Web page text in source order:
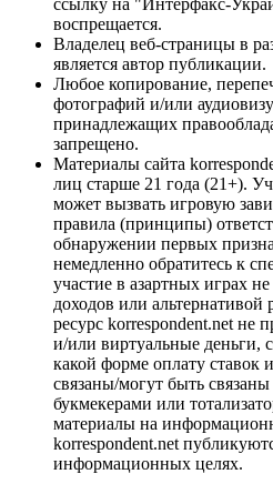
воспрещается.
Владелец веб-страницы в
является автор публикации.
Любое копирование,
фотографий и/или
принадлежащих
запрещено.
Материалы сайта
лиц старше 21 года (21+).
может вызвать игровую
правила (принципы)
обнаружении первых
немедленно обратитесь к
участие в азартных играх
доходов или
ресурс korrespondent.net не
и/или виртуальные деньги,
какой форме оплату ставок
связаны/могут быть
букмекерами или
материалы на
korrespondent.net
информационных целях.